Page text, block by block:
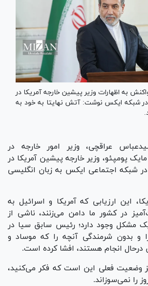
به اظهارات وزیر پیشین خارجه آمریکا در
شبکه ایکس نوشت: آتش نهایتا به خود به
عراقچی، وزیر امور خارجه در
پومپئو، وزیر خارجه پیشین آمریکا در
شبکه اجتماعی ایکس به زبان انگلیسی
این ارزیابی که آمریکا و اسرائیل به
در کشور ما دامن می‌زنند، ناشی از
مشکل وجود دارد؛ رئیس سابق سیا در
و بدون شرمندگی آنچه را که موساد و
درحال انجام هستند، افشا کرده است.
وضعیت فعلی این است که فکر می‌کنید،
را نمی‌سوزاند.